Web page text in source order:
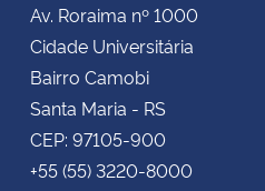
Av. Roraima nº 1000
Cidade Universitária
Bairro Camobi
Santa Maria - RS
CEP: 97105-900
+55 (55) 3220-8000